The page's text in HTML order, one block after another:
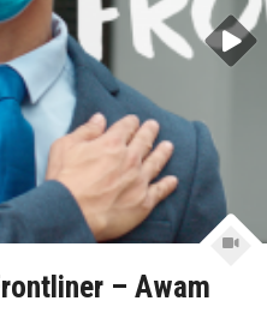
– Awam